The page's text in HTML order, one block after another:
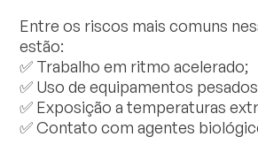
Entre os riscos mais comuns
estão:
✅ Trabalho em ritmo acelerado;
✅ Uso de equipamentos
✅ Exposição a temperaturas
✅ Contato com agentes